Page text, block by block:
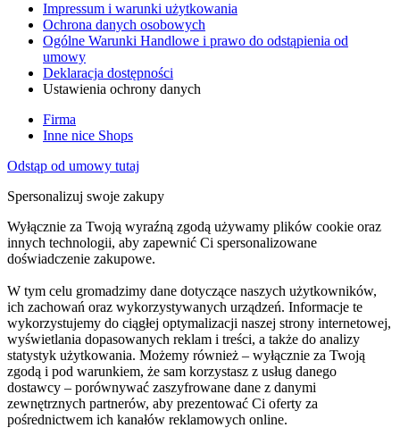
Impressum i warunki użytkowania
Ochrona danych osobowych
Ogólne Warunki Handlowe i prawo do odstąpienia od
umowy
Deklaracja dostępności
Ustawienia ochrony danych
Firma
Inne nice Shops
Odstąp od umowy tutaj
Spersonalizuj swoje zakupy
Wyłącznie za Twoją wyraźną zgodą używamy plików cookie oraz
innych technologii, aby zapewnić Ci spersonalizowane
doświadczenie zakupowe.
W tym celu gromadzimy dane dotyczące naszych użytkowników,
ich zachowań oraz wykorzystywanych urządzeń. Informacje te
wykorzystujemy do ciągłej optymalizacji naszej strony internetowej,
wyświetlania dopasowanych reklam i treści, a także do analizy
statystyk użytkowania. Możemy również – wyłącznie za Twoją
zgodą i pod warunkiem, że sam korzystasz z usług danego
dostawcy – porównywać zaszyfrowane dane z danymi
zewnętrznych partnerów, aby prezentować Ci oferty za
pośrednictwem ich kanałów reklamowych online.